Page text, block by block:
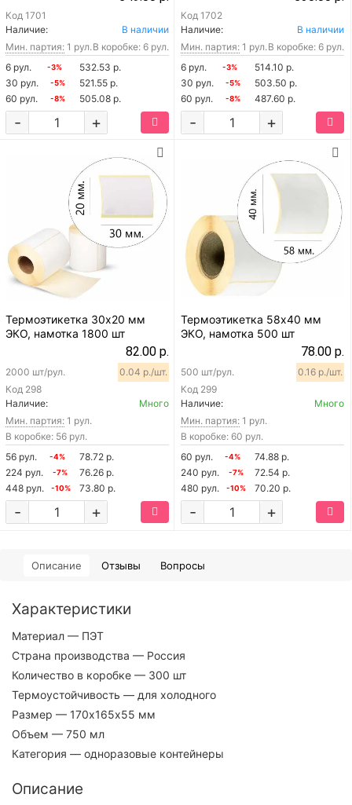
Код 1701
Наличие:
В наличии
Мин. партия: 1 рул. В коробке: 6 рул.
6 рул.
-3%
532.53 р.
30 рул.
-5%
521.55 р.
60 рул.
-8% 505.08 р.
+
-
Код 1702
Наличие:
В наличии
Мин. партия: 1 рул. В коробке: 6 рул.
6 рул.
-3%
514.10 р.
30 рул.
-5%
503.50 р.
60 рул.
-8% 487.60 р.
+
-
Термоэтикетка 30х20 мм
ЭКО, намотка 1800 шт
82.00 р.
Код 298
2000 шт/рул. 0.04 р./шт.
Наличие:
Много
Мин. партия: 1 рул.
В коробке: 56 рул.
56 рул.
-4%
78.72 р.
224 рул.
-7%
76.26 р.
448 рул.
-10% 73.80 р.
+
-
Термоэтикетка 58х40 мм
ЭКО, намотка 500 шт
78.00 р.
Код 299
500 шт/рул. 0.16 р./шт.
Наличие:
Много
Мин. партия: 1 рул.
В коробке: 60 рул.
60 рул.
-4%
74.88 р.
240 рул.
-7%
72.54 р.
480 рул.
-10% 70.20 р.
+
-
Описание Отзывы Вопросы
Характеристики
Материал — ПЭТ
Страна производства — Россия
Количество в коробке — 300 шт
Термоустойчивость — для холодного
Размер — 170х165х55 мм
Объем — 750 мл
Категория — одноразовые контейнеры
Описание